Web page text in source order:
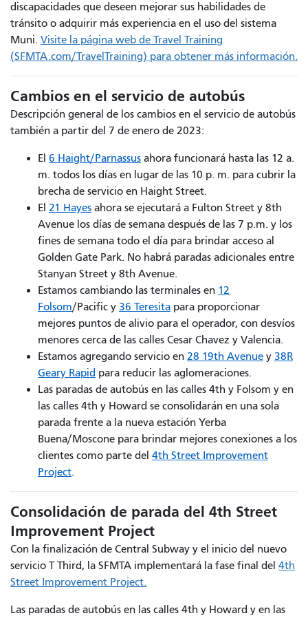
discapacidades que deseen mejorar sus habilidades de
tránsito o adquirir más experiencia en el uso del sistema
Muni. Visite la página web de Travel Training
(SFMTA.com/TravelTraining) para obtener más información.
Cambios en el servicio de autobús
Descripción general de los cambios en el servicio de autobús
también a partir del 7 de enero de 2023:
El 6 Haight/Parnassus ahora funcionará hasta las 12 a.
m. todos los días en lugar de las 10 p. m. para cubrir la
brecha de servicio en Haight Street.
El 21 Hayes ahora se ejecutará a Fulton Street y 8th
Avenue los días de semana después de las 7 p.m. y los
fines de semana todo el día para brindar acceso al
Golden Gate Park. No habrá paradas adicionales entre
Stanyan Street y 8th Avenue.
Estamos cambiando las terminales en 12
Folsom/Pacific y 36 Teresita para proporcionar
mejores puntos de alivio para el operador, con desvíos
menores cerca de las calles Cesar Chavez y Valencia.
Estamos agregando servicio en 28 19th Avenue y 38R
Geary Rapid para reducir las aglomeraciones.
Las paradas de autobús en las calles 4th y Folsom y en
las calles 4th y Howard se consolidarán en una sola
parada frente a la nueva estación Yerba
Buena/Moscone para brindar mejores conexiones a los
clientes como parte del 4th Street Improvement
Project.
Consolidación de parada del 4th Street
Improvement Project
Con la finalización de Central Subway y el inicio del nuevo
servicio T Third, la SFMTA implementará la fase final del 4th
Street Improvement Project.
Las paradas de autobús en las calles 4th y Howard y en las